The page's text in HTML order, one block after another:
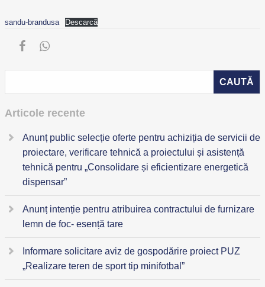
sandu-brandusa Descarcă
Articole recente
Anunț public selecție oferte pentru achiziția de servicii de
proiectare, verificare tehnică a proiectului și asistență
tehnică pentru „Consolidare și eficientizare energetică
dispensar”
Anunț intenție pentru atribuirea contractului de furnizare
lemn de foc- esență tare
Informare solicitare aviz de gospodărire proiect PUZ
„Realizare teren de sport tip minifotbal”